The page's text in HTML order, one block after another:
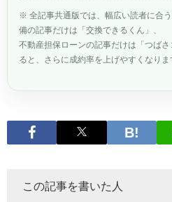
※ 全記事共通版では、幅広い読者に合
備の記事だけは「交換できるくん」、
不動産担保ローンの記事だけは「つば
ると、さらに成約率を上げやすくなりま
この記事を書いた人